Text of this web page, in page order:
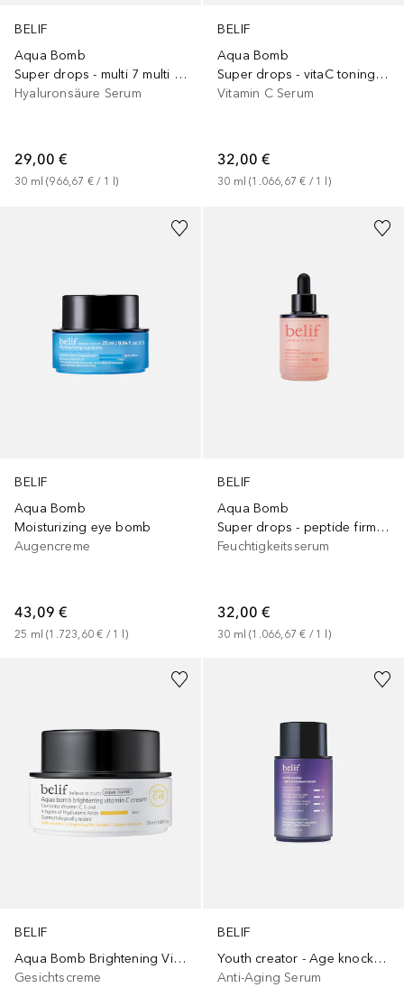
BELIF
Aqua Bomb
Super drops - multi 7 multi hyaluron serum
Hyaluronsäure Serum
29,00 €
30 ml (966,67 € / 1 l)
BELIF
Aqua Bomb
Super drops - vitaC toning serum
Vitamin C Serum
32,00 €
30 ml (1.066,67 € / 1 )
BELIF
Aqua Bomb
Moisturizing eye bomb
Augencreme
43,09 €
25 ml (1.723,60 € / 1 l)
BELIF
Aqua Bomb
Super drops - peptide firming serum
Feuchtigkeitsserum
32,00 €
30 ml (1.066,67 € / 1 l)
BELIF
Aqua Bomb Brightening Vitamin C Cream
Gesichtscreme
BELIF
Youth creator - Age knockdown bomb
Anti-Aging Serum